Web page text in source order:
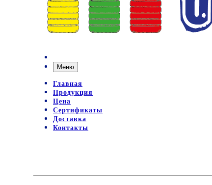
Меню
Главная
Продукция
Цена
Сертификаты
Доставка
Контакты